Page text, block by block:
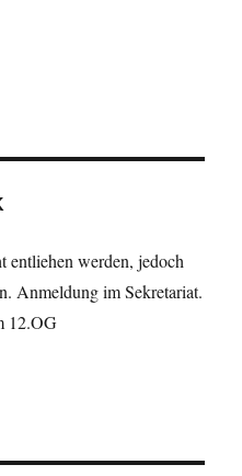
entliehen werden, jedoch
Anmeldung im Sekretariat.
12.OG